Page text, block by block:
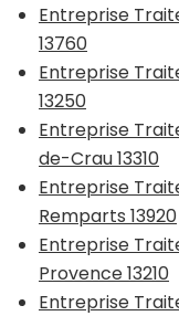
Entreprise
13760
Entreprise
13250
Entreprise
de-Crau 13310
Entreprise
Remparts 13920
Entreprise
Provence 13210
Entreprise